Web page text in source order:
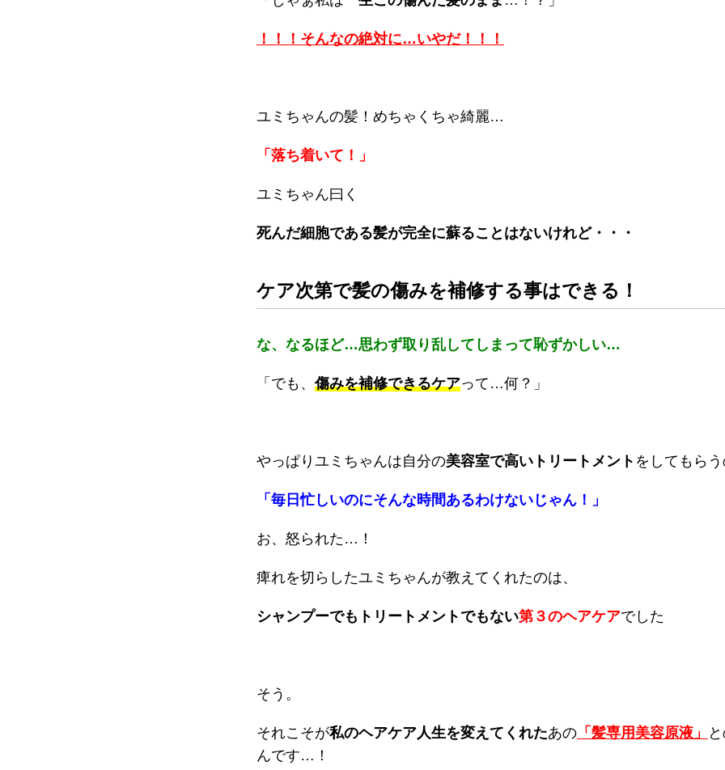
！！！そんなの絶対に…いやだ！！！
ユミちゃんの髪！めちゃくちゃ綺麗…
「落ち着いて！」
ユミちゃん曰く
死んだ細胞である髪が完全に蘇ることはないけれど・・・
ケア次第で髪の傷みを補修する事はできる！
な、なるほど…思わず取り乱してしまって恥ずかしい…
「でも、傷みを補修できるケアって…何？」
やっぱりユミちゃんは自分の美容室で高いトリートメント をしてもら
「毎日忙しいのにそんな時間あるわけないじゃん！」
お、怒られた…！
痺れを切らしたユミちゃんが教えてくれたのは、
シャンプーでもトリートメントでもない第３のヘアケアでした
そう。
それこそが私のヘアケア人生を変えてくれたあの 「髪専用美容原液」
んです…！